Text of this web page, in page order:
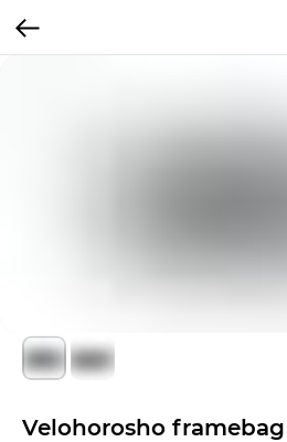
Velohorosho framebag